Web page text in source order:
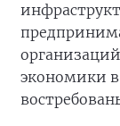
экономики в